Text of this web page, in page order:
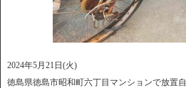
2024年5月21日(火)
徳島県徳島市昭和町六丁目マンションで放置